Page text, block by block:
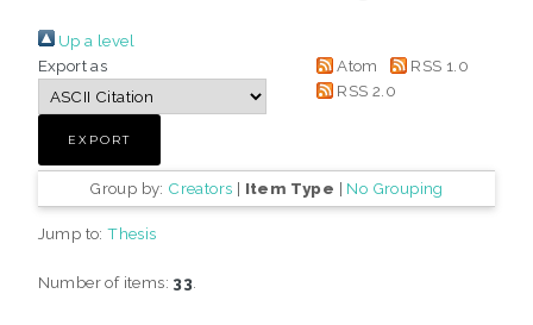
Up a level
Export as
Atom
RSS 1.0
RSS 2.0
Group by: Creators | Item Type | No Grouping
Jump to:Thesis
Number of items: 33